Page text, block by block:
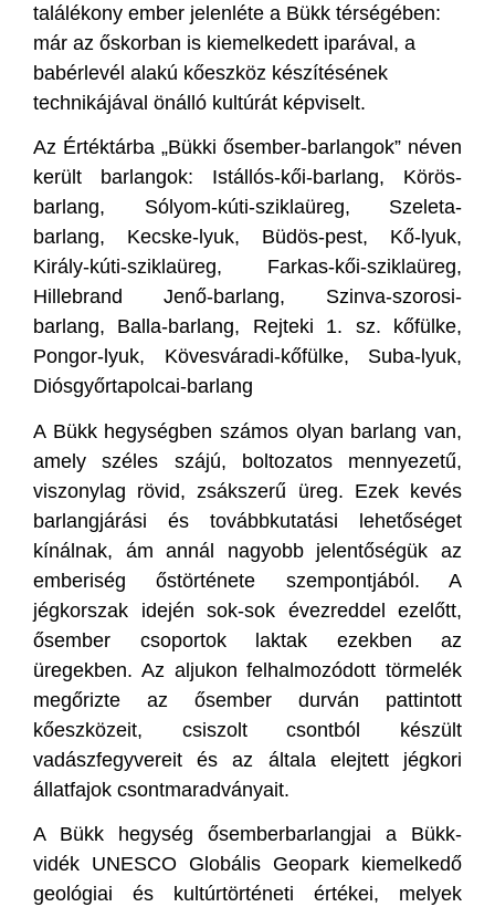
találékony ember jelenléte a Bükk térségében:
már az őskorban is kiemelkedett iparával, a
babérlevél alakú kőeszköz készítésének
technikájával önálló kultúrát képviselt.
Az Értéktárba „Bükki ősember-barlangok” néven
került barlangok: Istállós-kői-barlang, Körös-
barlang, Sólyom-kúti-sziklaüreg, Szeleta-
barlang, Kecske-lyuk, Büdös-pest, Kő-lyuk,
Király-kúti-sziklaüreg, Farkas-kői-sziklaüreg,
Hillebrand Jenő-barlang, Szinva-szorosi-
barlang, Balla-barlang, Rejteki 1. sz. kőfülke,
Pongor-lyuk, Kövesváradi-kőfülke, Suba-lyuk,
Diósgyőrtapolcai-barlang
A Bükk hegységben számos olyan barlang van,
amely széles szájú, boltozatos mennyezetű,
viszonylag rövid, zsákszerű üreg. Ezek kevés
barlangjárási és továbbkutatási lehetőséget
kínálnak, ám annál nagyobb jelentőségük az
emberiség őstörténete szempontjából. A
jégkorszak idején sok-sok évezreddel ezelőtt,
ősember csoportok laktak ezekben az
üregekben. Az aljukon felhalmozódott törmelék
megőrizte az ősember durván pattintott
kőeszközeit, csiszolt csontból készült
vadászfegyvereit és az általa elejtett jégkori
állatfajok csontmaradványait.
A Bükk hegység ősemberbarlangjai a Bükk-
vidék UNESCO Globális Geopark kiemelkedő
geológiai és kultúrtörténeti értékei, melyek